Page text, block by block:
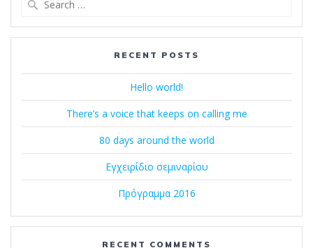
RECENT POSTS
Hello world!
There’s a voice that keeps on calling me
80 days around the world
Εγχειρίδιο σεμιναρίου
Πρόγραμμα 2016
RECENT COMMENTS